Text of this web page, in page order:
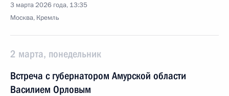
3 марта 2026 года, 13:35
Москва, Кремль
2 марта, понедельник
Встреча с губернатором Амурской области
Василием Орловым